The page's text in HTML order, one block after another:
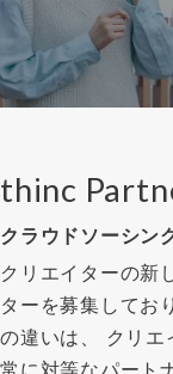
thinc
クラウドソーシン
クリエイターの新
ターを募集してお
の違いは、 クリエ